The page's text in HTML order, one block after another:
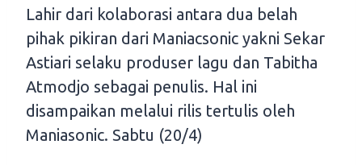
Lahir dari kolaborasi antara dua belah
pihak pikiran dari Maniacsonic yakni Sekar
Astiari selaku produser lagu dan Tabitha
Atmodjo sebagai penulis. Hal ini
disampaikan melalui rilis tertulis oleh
Maniasonic. Sabtu (20/4)